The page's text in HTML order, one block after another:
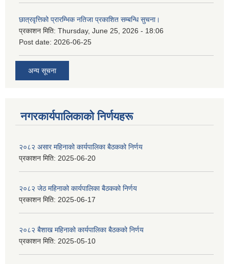
छात्रवृत्तिको प्रारम्भिक नतिजा प्रकाशित सम्बन्धि सुचना।
प्रकाशन मिति: Thursday, June 25, 2026 - 18:06
Post date: 2026-06-25
अन्य सूचना
नगरकार्यपालिकाकाे निर्णयहरू
२०८२ असार महिनाको कार्यपालिका बैठकको निर्णय
प्रकाशन मिति: 2025-06-20
२०८२ जेठ महिनाको कार्यपालिका बैठकको निर्णय
प्रकाशन मिति: 2025-06-17
२०८२ बैशाख महिनाको कार्यपालिका बैठकको निर्णय
प्रकाशन मिति: 2025-05-10